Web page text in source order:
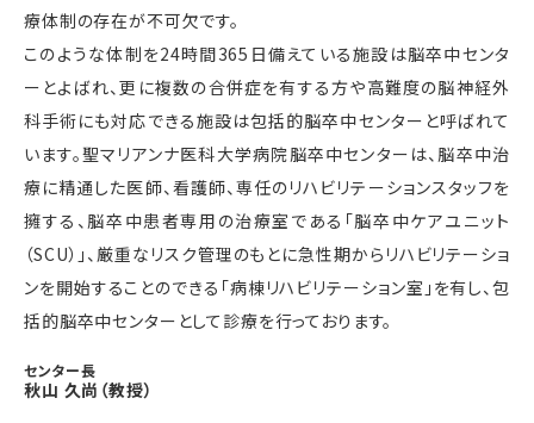
療体制の存在が不可欠です。
このような体制を24時間365日備えている施設は脳卒中センタ
ーとよばれ、更に複数の合併症を有する方や高難度の脳神経外
科手術にも対応できる施設は包括的脳卒中センターと呼ばれて
います。聖マリアンナ医科大学病院脳卒中センターは、脳卒中治
療に精通した医師、看護師、専任のリハビリテーションスタッフを
擁する、脳卒中患者専用の治療室である「脳卒中ケアユニット
（SCU）」、厳重なリスク管理のもとに急性期からリハビリテーショ
ンを開始することのできる「病棟リハビリテーション室」を有し、包
括的脳卒中センターとして診療を行っております。
センター長
秋山 久尚（教授）